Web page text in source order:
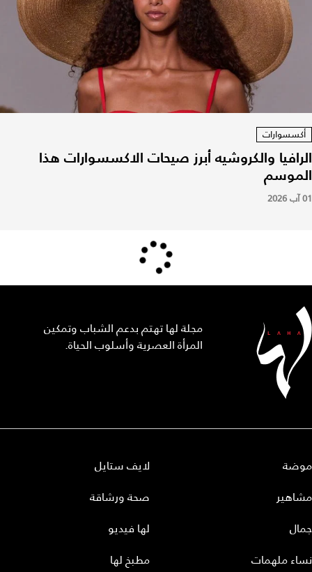
أكسسوارات
الرافيا والكروشيه أبرز صيحات الاكسسوارات هذا
الموسم
01 آب 2026
مجلة لها تهتم بدعم الشباب وتمكين
المرأة العصرية وأسلوب الحياة.
موضة
مشاهير
جمال
نساء ملهمات
لايف ستايل
صحة ورشاقة
لها فيديو
مطبخ لها